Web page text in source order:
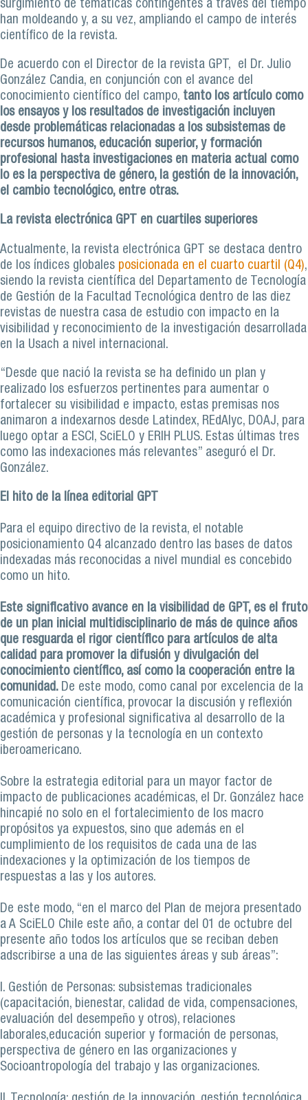
surgimiento de temáticas contingentes a través del tiempo
han moldeando y, a su vez, ampliando el campo de interés
científico de la revista.
De acuerdo con el Director de la revista GPT, el Dr. Julio
González Candia, en conjunción con el avance del
conocimiento científico del campo, tanto los artículo como
los ensayos y los resultados de investigación incluyen
desde problemáticas relacionadas a los subsistemas de
recursos humanos, educación superior, y formación
profesional hasta investigaciones en materia actual como
lo es la perspectiva de género, la gestión de la innovación,
el cambio tecnológico, entre otras.
La revista electrónica GPT en cuartiles superiores
Actualmente, la revista electrónica GPT se destaca dentro
de los índices globales posicionada en el cuarto cuartil (Q4),
siendo la revista científica del Departamento de Tecnología
de Gestión de la Facultad Tecnológica dentro de las diez
revistas de nuestra casa de estudio con impacto en la
visibilidad y reconocimiento de la investigación desarrollada
en la Usach a nivel internacional.
“Desde que nació la revista se ha definido un plan y
realizado los esfuerzos pertinentes para aumentar o
fortalecer su visibilidad e impacto, estas premisas nos
animaron a indexarnos desde Latindex, REdAlyc, DOAJ, para
luego optar a ESCI, SciELO y ERIH PLUS. Estas últimas tres
como las indexaciones más relevantes” aseguró el Dr.
González.
El hito de la línea editorial GPT
Para el equipo directivo de la revista, el notable
posicionamiento Q4 alcanzado dentro las bases de datos
indexadas más reconocidas a nivel mundial es concebido
como un hito.
Este significativo avance en la visibilidad de GPT, es el fruto
de un plan inicial multidisciplinario de más de quince años
que resguarda el rigor científico para artículos de alta
calidad para promover la difusión y divulgación del
conocimiento científico, así como la cooperación entre la
comunidad. De este modo, como canal por excelencia de la
comunicación científica, provocar la discusión y reflexión
académica y profesional significativa al desarrollo de la
gestión de personas y la tecnología en un contexto
iberoamericano.
Sobre la estrategia editorial para un mayor factor de
impacto de publicaciones académicas, el Dr. González hace
hincapié no solo en el fortalecimiento de los macro
propósitos ya expuestos, sino que además en el
cumplimiento de los requisitos de cada una de las
indexaciones y la optimización de los tiempos de
respuestas a las y los autores.
De este modo, “en el marco del Plan de mejora presentado
a A SciELO Chile este año, a contar del 01 de octubre del
presente año todos los artículos que se reciban deben
adscribirse a una de las siguientes áreas y sub áreas”:
I. Gestión de Personas: subsistemas tradicionales
(capacitación, bienestar, calidad de vida, compensaciones,
evaluación del desempeño y otros), relaciones
laborales,educación superior y formación de personas,
perspectiva de género en las organizaciones y
Socioantropología del trabajo y las organizaciones.